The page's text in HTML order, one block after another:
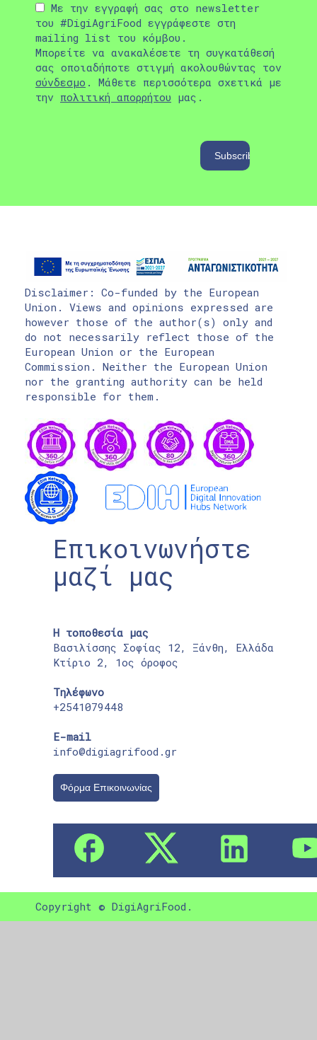
Με την εγγραφή σας στο newsletter
του #DigiAgriFood εγγράφεστε στη
mailing list του κόμβου.
Μπορείτε να ανακαλέσετε τη συγκατάθεσή
σας οποιαδήποτε στιγμή ακολουθώντας τον
σύνδεσμο . Μάθετε περισσότερα σχετικά με
την πολιτική απορρήτου μας.
Disclaimer: Co-funded by the European
Union. Views and opinions expressed are
however those of the author(s) only and
do not necessarily reflect those of the
European Union or the European
Commission. Neither the European Union
nor the granting authority can be held
responsible for them.
Επικοινωνήστε
μαζί μας
Η τοποθεσία μας
Βασιλίσσης Σοφίας 12, Ξάνθη, Ελλάδα
Κτίριο 2, 1ος όροφος
Τηλέφωνο
+2541079448
E-mail
info@digiagrifood.gr
Φόρμα Επικοινωνίας
Copyright © DigiAgriFood.